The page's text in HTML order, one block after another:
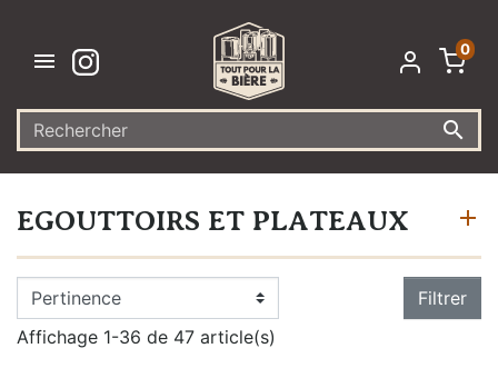


0
EGOUTTOIRS ET PLATEAUX
Filtrer
Affichage 1-36 de 47 article(s)